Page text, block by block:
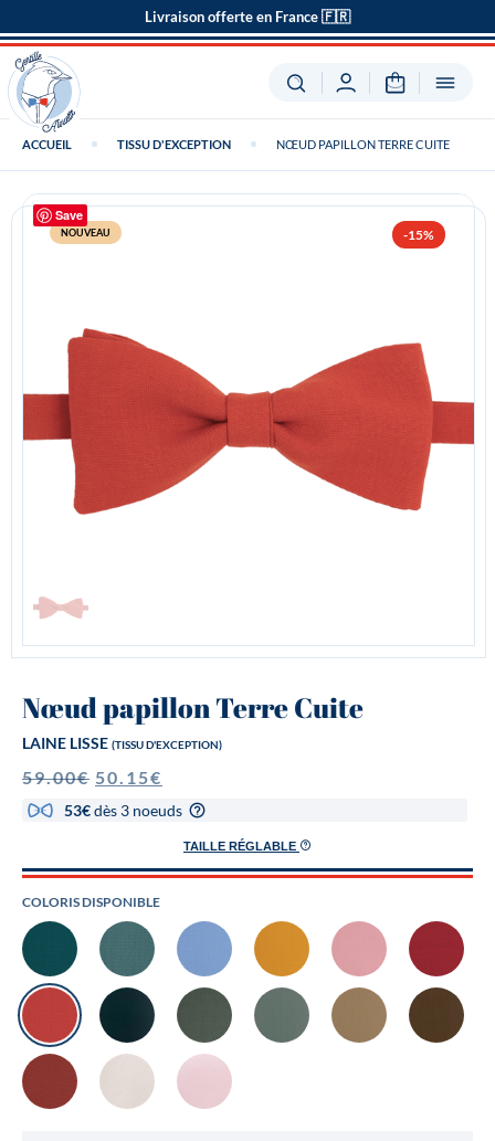
Livraison offerte en France 🇫🇷
ACCUEIL TISSU D'EXCEPTION NŒUD PAPILLON TERRE CUITE
Save
-15%
NOUVEAU
Nœud papillon Terre Cuite
LAINE LISSE (TISSU D'EXCEPTION)
59.00€ 50.15€
53€dès 3 noeuds
TAILLE RÉGLABLE
COLORIS DISPONIBLE